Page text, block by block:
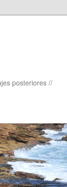
posteriores //